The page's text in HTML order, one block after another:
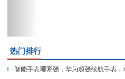
热门排行
▎ 智能手表哪家强，华为超强续航手表，